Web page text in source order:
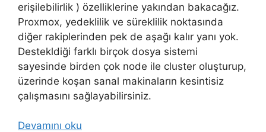
erişilebilirlik ) özelliklerine yakından bakacağız.
Proxmox, yedeklilik ve süreklilik noktasında
diğer rakiplerinden pek de aşağı kalır yanı yok.
Destekldiği farklı birçok dosya sistemi
sayesinde birden çok node ile cluster oluşturup,
üzerinde koşan sanal makinaların kesintisiz
çalışmasını sağlayabilirsiniz.
Devamını oku